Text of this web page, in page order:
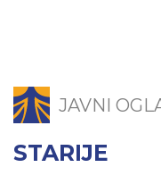
JAVNI
STARIJE